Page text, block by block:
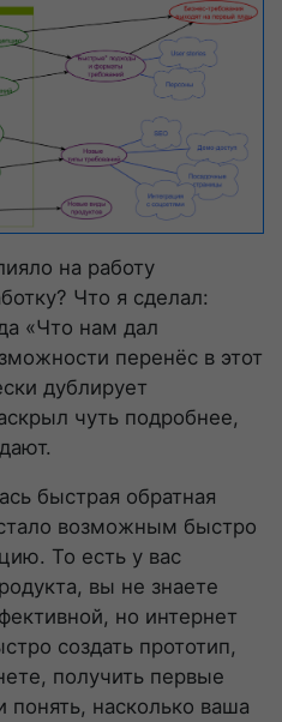
на работу
Что я сделал:
«Что нам дал
перенёс в этот
дублирует
чуть подробнее,
быстрая обратная
возможным быстро
То есть у вас
вы не знаете
но интернет
создать прототип,
получить первые
понять, насколько ваша